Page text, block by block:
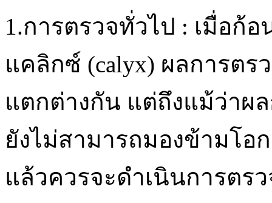
1.การตรวจทั่วไป : เมื่อก้
แคลิกซ์ (calyx) ผลการตร
แตกต่างกัน แต่ถึงแม้ว่าผ
ยังไม่สามารถมองข้ามโอ
แล้วควรจะดำเนินการตร